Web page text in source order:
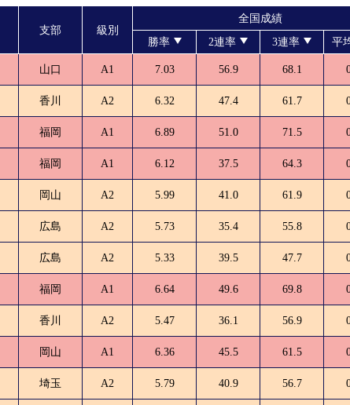
支部 級別
全国成績
勝率
2連率 3連率 平
山口 A1 7.03 56.9 68.1
香川 A2 6.32 47.4 61.7
福岡 A1 6.89 51.0 71.5
福岡 A1 6.12 37.5 64.3
岡山 A2 5.99 41.0 61.9
広島 A2 5.73 35.4 55.8
広島 A2 5.33 39.5 47.7
福岡 A1 6.64 49.6 69.8
香川 A2 5.47 36.1 56.9
岡山 A1 6.36 45.5 61.5
埼玉 A2 5.79 40.9 56.7